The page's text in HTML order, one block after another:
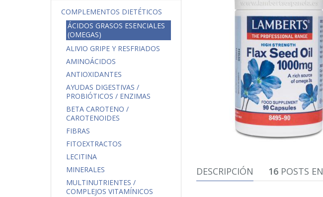
COMPLEMENTOS DIETÉTICOS
ÁCIDOS GRASOS ESENCIALES
(OMEGAS)
ALIVIO GRIPE Y RESFRIADOS
AMINOÁCIDOS
ANTIOXIDANTES
AYUDAS DIGESTIVAS /
PROBIÓTICOS / ENZIMAS
BETA CAROTENO /
CAROTENOIDES
FIBRAS
FITOEXTRACTOS
LECITINA
MINERALES
MULTINUTRIENTES /
COMPLEJOS VITAMÍNICOS
DESCRIPCIÓN 16POSTS